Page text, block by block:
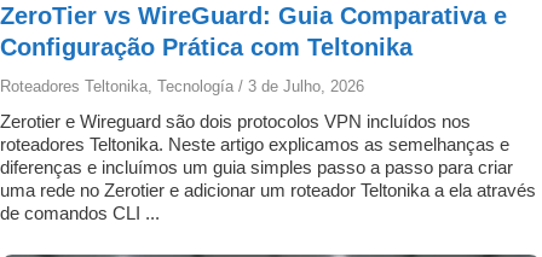
ZeroTier vs WireGuard: Guia Comparativa e
Configuração Prática com Teltonika
Roteadores Teltonika Tecnología / 3 de Julho, 2026
Zerotier e Wireguard são dois protocolos VPN incluídos nos
roteadores Teltonika. Neste artigo explicamos as semelhanças e
diferenças e incluímos um guia simples passo a passo para criar
uma rede no Zerotier e adicionar um roteador Teltonika a ela através
de comandos CLI ...